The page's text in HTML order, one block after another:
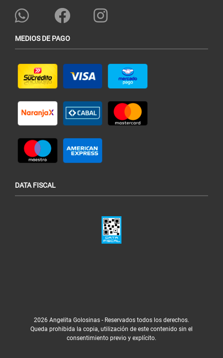
MEDIOS DE PAGO
DATA FISCAL
2026 Angelita Golosinas - Reservados todos los derechos.
Queda prohibida la copia, utilización de este contenido sin el
consentimiento previo y explícito.